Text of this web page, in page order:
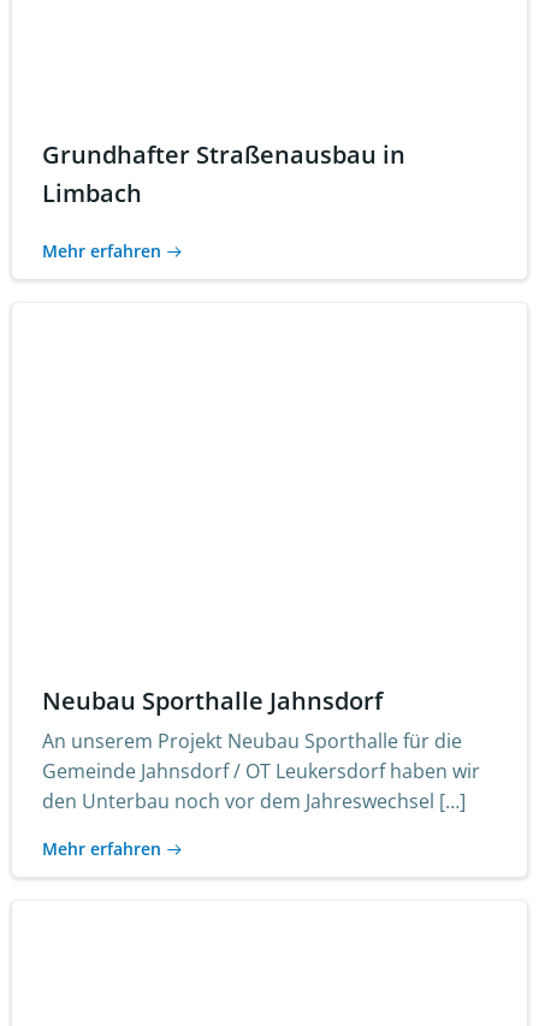
Grundhafter Straßenausbau in
Limbach
Mehr erfahren
Neubau Sporthalle Jahnsdorf
An unserem Projekt Neubau Sporthalle für die
Gemeinde Jahnsdorf / OT Leukersdorf haben wir
den Unterbau noch vor dem Jahreswechsel […]
Mehr erfahren